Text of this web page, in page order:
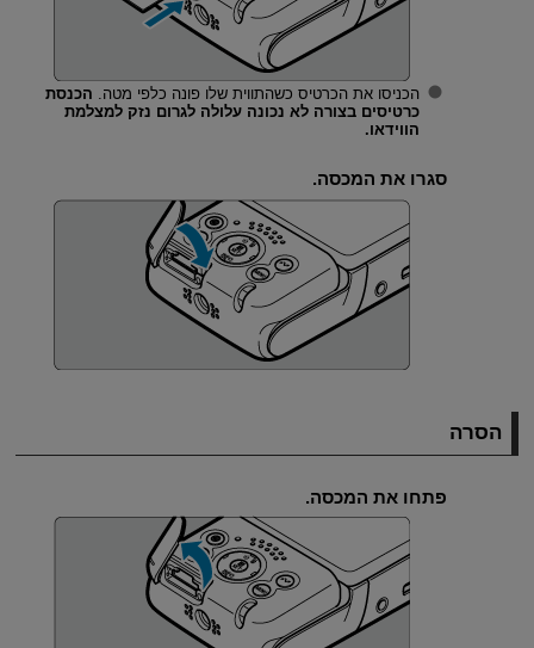
הכניסו את הכרטיס כשהתווית שלו פונה כלפי מטה. הכנסת
כרטיסים בצורה לא נכונה עלולה לגרום נזק למצלמת
הווידאו.
סגרו את המכסה.
הסרה
פתחו את המכסה.